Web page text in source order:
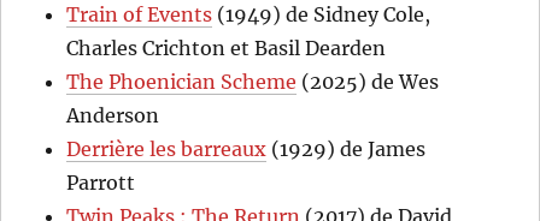
Train of Events (1949) de Sidney Cole,
Charles Crichton et Basil Dearden
The Phoenician Scheme (2025) de Wes
Anderson
Derrière les barreaux (1929) de James
Parrott
Twin Peaks : The Return (2017) de David